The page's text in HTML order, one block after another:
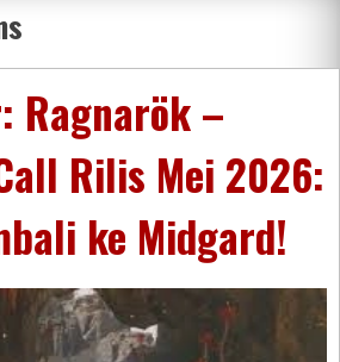
Ragnarök –
Rilis Mei 2026:
ke Midgard!